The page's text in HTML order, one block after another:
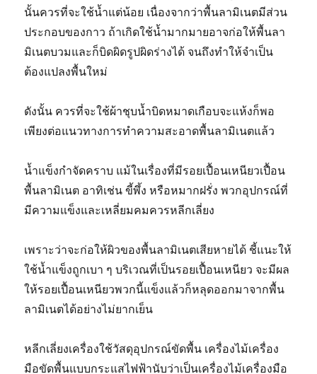
นั้นควรที่จะใช้น้ำแต่น้อย เนื่องจากว่าพื้นลามิเนตมีส่วน
ประกอบของกาว ถ้าเกิดใช้น้ำมากมายอาจก่อให้พื้นลา
มิเนตบวมและก็บิดผิดรูปผิดร่างได้ จนถึงทำให้จำเป็น
ต้องแปลงพื้นใหม่
ดังนั้น ควรที่จะใช้ผ้าชุบน้ำบิดหมาดเกือบจะแห้งก็พอ
เพียงต่อแนวทางการทำความสะอาดพื้นลามิเนตแล้ว
น้ำแข็งกำจัดคราบ แม้ในเรื่องที่มีรอยเปื้อนเหนียวเปื้อน
พื้นลามิเนต อาทิเช่น ขี้พึ้ง หรือหมากฝรั่ง พวกอุปกรณ์ที่
มีความแข็งและเหลี่ยมคมควรหลีกเลี่ยง
เพราะว่าจะก่อให้ผิวของพื้นลามิเนตเสียหายได้ ชี้แนะให้
ใช้น้ำแข็งถูกเบา ๆ บริเวณที่เป็นรอยเปื้อนเหนียว จะมีผล
ให้รอยเปื้อนเหนียวพวกนี้แข็งแล้วก็หลุดออกมาจากพื้น
ลามิเนตได้อย่างไม่ยากเย็น
หลีกเลี่ยงเครื่องใช้วัสดุอุปกรณ์ขัดพื้น เครื่องไม้เครื่อง
มือขัดพื้นแบบกระแสไฟฟ้านับว่าเป็นเครื่องไม้เครื่องมือ